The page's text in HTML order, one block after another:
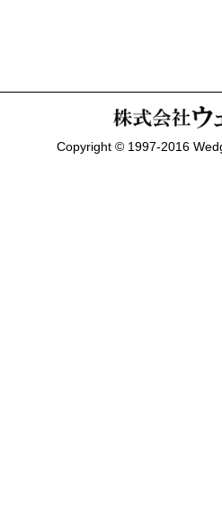
Copyright © 1997-2016